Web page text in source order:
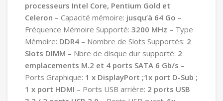
processeurs Intel Core, Pentium Gold et
Celeron – Capacité mémoire: jusqu’à 64 Go –
Fréquence Mémoire Supporté: 3200 MHz – Type
Mémoire: DDR4 – Nombre de Slots Supportés: 2
Slots DIMM – Nbre de disque dur supporté: 2
emplacements M.2 et 4 ports SATA 6 Gb/s –
Ports Graphique: 1 x DisplayPort ;1x port D-Sub ;
1 x port HDMI – Ports USB arrière: 2 ports USB